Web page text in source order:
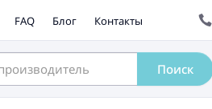
FAQ Блог Контакты
Поиск